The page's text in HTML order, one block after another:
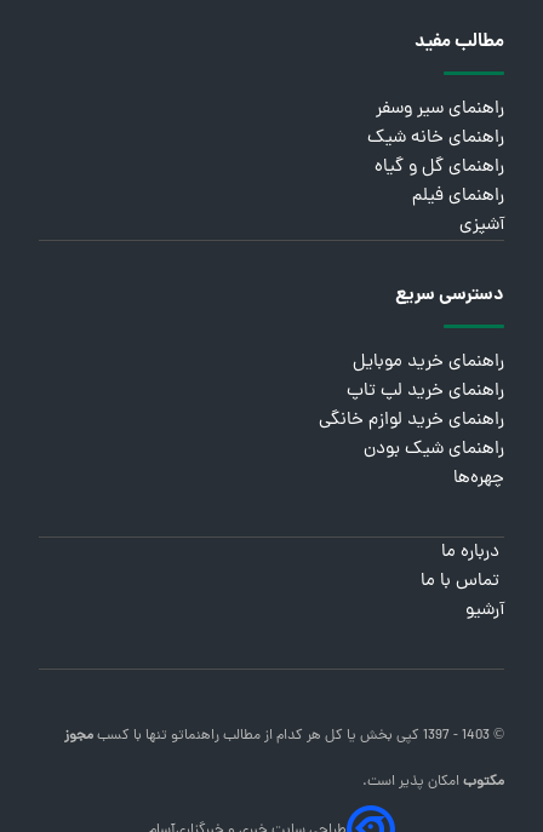
مطالب مفید
راهنمای سیر وسفر
راهنمای خانه شیک
راهنمای گل و گیاه
راهنمای فیلم
آشپزی
دسترسی سریع
راهنمای خرید موبایل
راهنمای خرید لپ تاپ
راهنمای خرید لوازم خانگی
راهنمای شیک بودن
چهره‌ها
درباره ما
تماس با ما
آرشیو
© 1403 - 1397 کپی بخش یا کل هر کدام از مطالب راهنماتو تنها با کسبمجوز
مکتوبامکان پذیر است.